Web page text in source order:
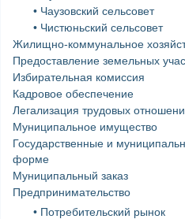
• Чаузовский сельсовет
• Чистюньский сельсовет
Жилищно-коммунальное
Предоставление земельных
Избирательная комиссия
Кадровое обеспечение
Легализация трудовых
Муниципальное имущество
Государственные и
форме
Муниципальный заказ
Предпринимательство
• Потребительский рынок